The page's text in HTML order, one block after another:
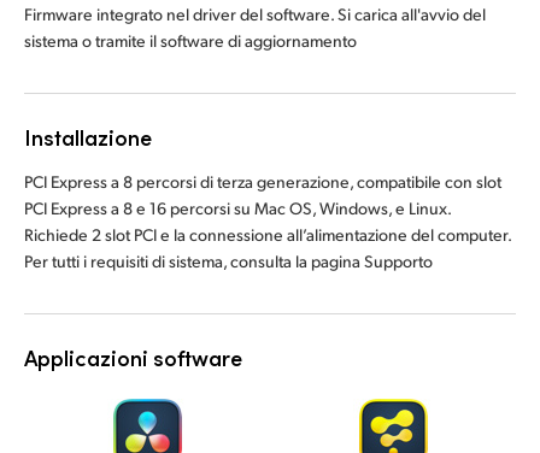
Firmware integrato nel driver del software. Si carica all'avvio del
sistema o tramite il software di aggiornamento
Installazione
PCI Express a 8 percorsi di terza generazione, compatibile con slot
PCI Express a 8 e 16 percorsi su Mac OS, Windows, e Linux.
Richiede 2 slot PCI e la connessione all’alimentazione del computer.
Per tutti i requisiti di sistema, consulta la pagina Supporto
Applicazioni software